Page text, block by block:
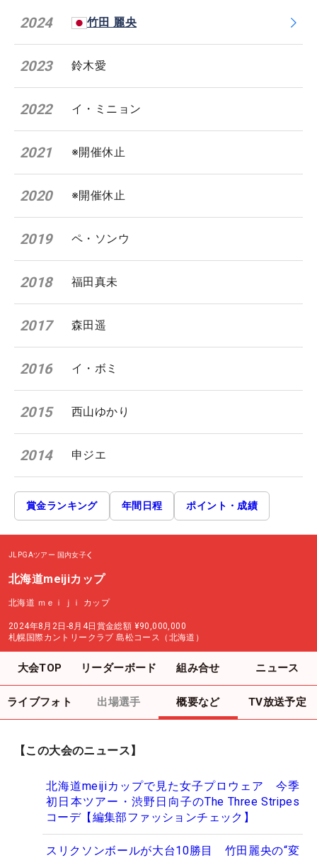
2024 竹田 麗央
2023 鈴木愛
2022 イ・ミニョン
2021 ※開催休止
2020 ※開催休止
2019 ペ・ソンウ
2018 福田真未
2017 森田遥
2016 イ・ボミ
2015 西山ゆかり
2014 申ジエ
賞金ランキング 年間日程 ポイント・成績
JLPGAツアー 国内女子
北海道meijiカップ
北海道 ｍｅｉｊｉ カップ
2024年8月2日-8月4日 賞金総額 ¥90,000,000
札幌国際カントリークラブ 島松コース（北海道）
大会TOP リーダーボード 組み合せ ニュース
ライブフォト 出場選手 概要など TV放送予定
【この大会のニュース】
北海道meijiカップで見た女子プロウェア 今季
初日本ツアー・渋野日向子のThe Three Stripes
コーデ【編集部ファッションチェック】
スリクソンボールが大台10勝目 竹田麗央の“変